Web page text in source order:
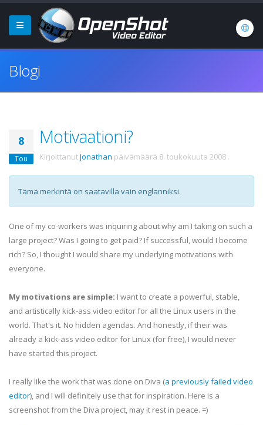
Blogi
8
Tou
Motivaationi?
KirjoittanutJonathan päivämäärä 8. toukokuuta 2008 .
Tämä merkintä on saatavilla vain englanniksi.
One of my co-workers was inquiring about why am I taking on such a
large project? Was I going to get paid? If successful, would I become
rich? So, I thought I would share my underlying motivations with
everyone.
My motivations are simple: I want to create a powerful, stable,
and artistically kick-ass video editor for all the Linux users in the
world. That's it. No hidden agendas. And honestly, if their was
already a kick-ass video editor for Linux (for free), I would never
have started this project.
I really like the work that was done on Diva (a previously failed video
editor), and I will definitely use that for inspiration. Here is a
screenshot from the Diva project, may it rest in peace. =)